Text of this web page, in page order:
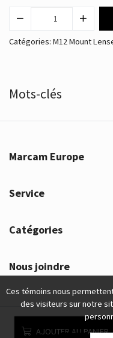
AJOUTER AU PANIER
Catégories: M12 Mount
Mots-clés
Marcam Europe
Service
Catégories
Nous joindre
Marcam Europe © 2026
Ces témoins nous
des visiteurs sur notre